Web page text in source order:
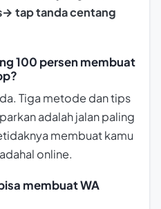
tap tanda centang
100 persen membuat
Tiga metode dan tips
adalah jalan paling
membuat kamu
online.
membuat WA